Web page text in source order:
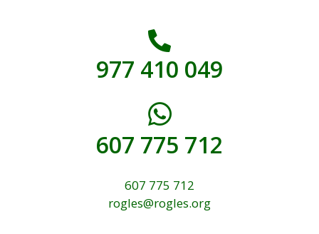
977 410 049
607 775 712
607 775 712
rogles@rogles.org